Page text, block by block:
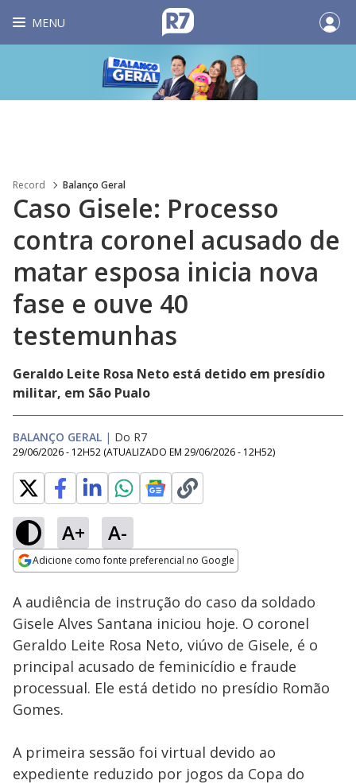
MENU
Record Balanço Geral
Caso Gisele: Processo
contra coronel acusado de
matar esposa inicia nova
fase e ouve 40
testemunhas
Geraldo Leite Rosa Neto está detido em presídio
militar, em São Pualo
BALANÇO GERAL | Do R7
29/06/2026 - 12H52 (ATUALIZADO EM 29/06/2026 - 12H52)
A+ A-
Adicione como fonte preferencial no Google
Músico transforma
dor em força para
criar a filha de um
ano após morte da
esposa
Ativar
Loaded
19.01%
A audiência de instrução do caso da soldado
Gisele Alves Santana iniciou hoje. O coronel
Geraldo Leite Rosa Neto, viúvo de Gisele, é o
principal acusado de feminicídio e fraude
processual. Ele está detido no presídio Romão
Gomes.
A primeira sessão foi virtual devido ao
expediente reduzido por jogos da Copa do